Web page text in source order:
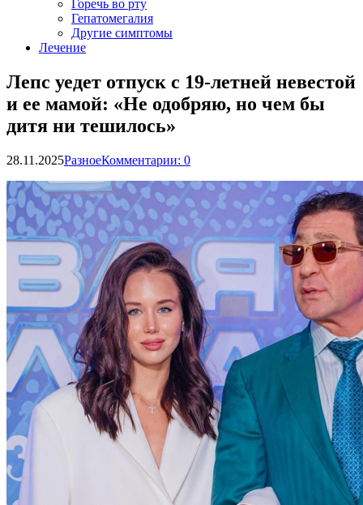
Горечь во рту
Гепатомегалия
Другие симптомы
Лечение
Лепс уедет отпуск с 19-летней невестой
и ее мамой: «Не одобряю, но чем бы
дитя ни тешилось»
28.11.2025РазноеКомментарии: 0